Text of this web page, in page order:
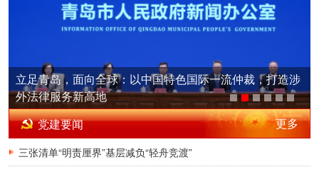
传播党建理论
密切党群关系
传递党的声音
立足青岛，面向全球：以中国特色国际一流仲裁，打造涉
外法律服务新高地
党建要闻
更多
三张清单“明责厘界”基层减负“轻舟竞渡”